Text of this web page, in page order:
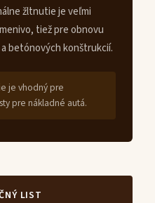
žltnutie je veľmi
tiež pre obnovu
betónových konštrukcií.
je vhodný pre
pre nákladné autá.
LIST